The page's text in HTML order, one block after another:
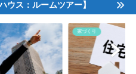
ス：ルームツアー】
家づくり